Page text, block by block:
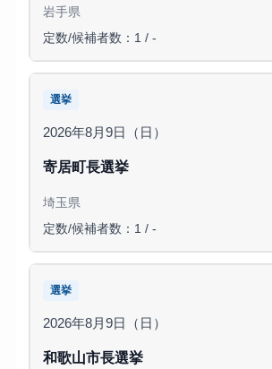
岩手県
定数/候補者数：1 / -
選挙
2026年8月9日（日）
寄居町長選挙
埼玉県
定数/候補者数：1 / -
選挙
2026年8月9日（日）
和歌山市長選挙